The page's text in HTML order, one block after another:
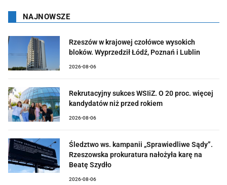
NAJNOWSZE
Rzeszów w krajowej czołówce wysokich
bloków. Wyprzedził Łódź, Poznań i Lublin
2026-08-06
Rekrutacyjny sukces WSIiZ. O 20 proc. więcej
kandydatów niż przed rokiem
2026-08-06
Śledztwo ws. kampanii „Sprawiedliwe Sądy”.
Rzeszowska prokuratura nałożyła karę na
Beatę Szydło
2026-08-06